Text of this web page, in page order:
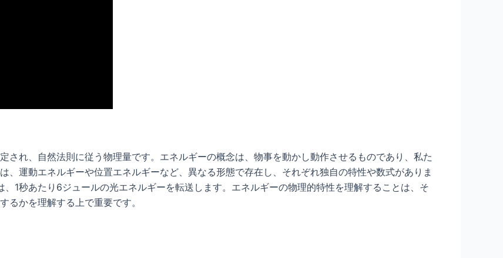
され、自然法則に従う物理量です。エネルギーの概念は、物事を動かし動作させるものであり、私た
、運動エネルギーや位置エネルギーなど、異なる形態で存在し、それぞれ独自の特性や数式がありま
1秒あたり6ジュールの光エネルギーを転送します。エネルギーの物理的特性を理解することは、そ
るかを理解する上で重要です。